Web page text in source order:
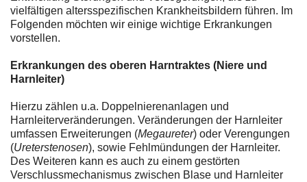
vielfältigen altersspezifischen Krankheitsbildern führen. Im
Folgenden möchten wir einige wichtige Erkrankungen
vorstellen.
Erkrankungen des oberen Harntraktes (Niere und
Harnleiter)
Hierzu zählen u.a. Doppelnierenanlagen und
Harnleiterveränderungen. Veränderungen der Harnleiter
umfassen Erweiterungen (Megaureter) oder Verengungen
(Ureterstenosen), sowie Fehlmündungen der Harnleiter.
Des Weiteren kann es auch zu einem gestörten
Verschlussmechanismus zwischen Blase und Harnleiter